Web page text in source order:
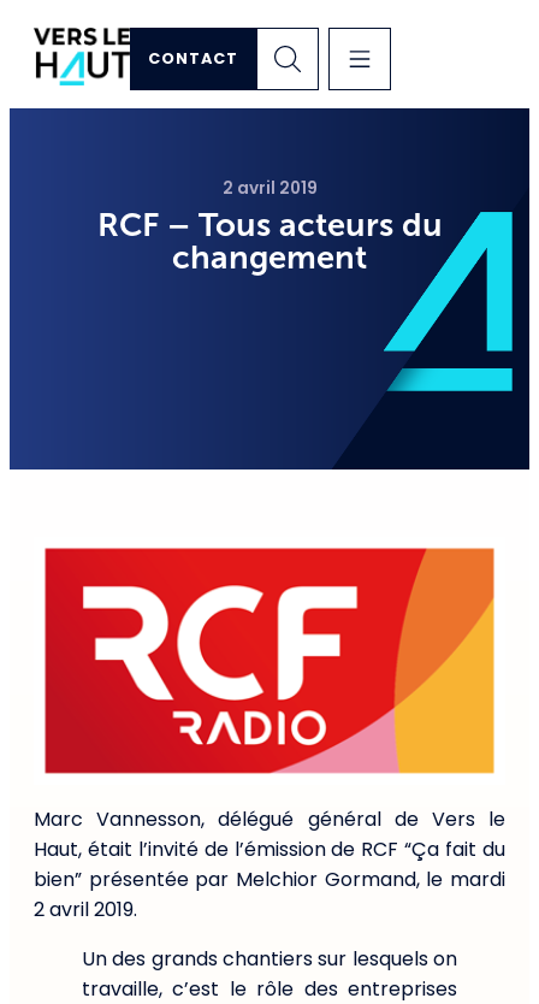
CONTACT
2 avril 2019
RCF – Tous acteurs du
changement
Marc Vannesson, délégué général de Vers le
Haut, était l’invité de l’émission de RCF “Ça fait du
bien” présentée par Melchior Gormand, le mardi
2 avril 2019.
Un des grands chantiers sur lesquels on
travaille, c’est le rôle des entreprises